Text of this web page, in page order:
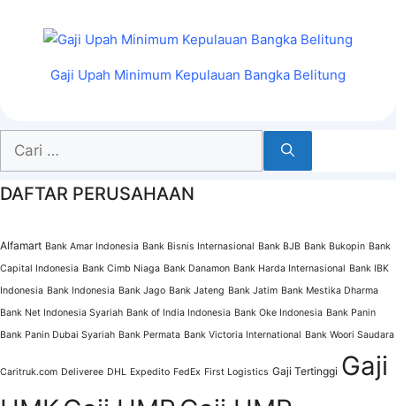
Gaji Upah Minimum Kepulauan Bangka Belitung
DAFTAR PERUSAHAAN
Alfamart Bank Amar Indonesia Bank Bisnis Internasional Bank BJB Bank Bukopin Bank
Capital Indonesia Bank Cimb Niaga Bank Danamon Bank Harda Internasional Bank IBK
Indonesia Bank Indonesia Bank Jago Bank Jateng Bank Jatim Bank Mestika Dharma
Bank Net Indonesia Syariah Bank of India Indonesia Bank Oke Indonesia Bank Panin
Bank Panin Dubai Syariah Bank Permata Bank Victoria International Bank Woori Saudara
Caritruk.com Deliveree DHL Expedito FedEx First Logistics Gaji Tertinggi Gaji